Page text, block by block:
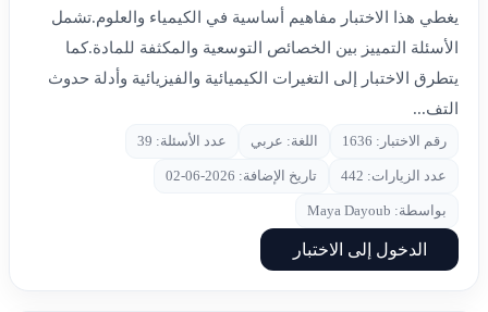
يغطي هذا الاختبار مفاهيم أساسية في الكيمياء والعلوم.تشمل
الأسئلة التمييز بين الخصائص التوسعية والمكثفة للمادة.كما
يتطرق الاختبار إلى التغيرات الكيميائية والفيزيائية وأدلة حدوث
التف...
رقم الاختبار: 1636 اللغة: عربي عدد الأسئلة: 39
عدد الزيارات: 442 تاريخ الإضافة: 2026-06-02
بواسطة: Maya Dayoub
الدخول إلى الاختبار